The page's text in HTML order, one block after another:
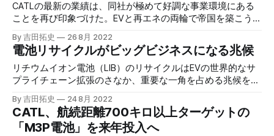
CATLの最新の業績は、同社が極めて好調な事業環境にある
ことを再び印象づけた。EVと再エネの両輪で帝国を築こうと
する中国政府の野心において、CATLはその中心的存在であ
ることは間違いない。
By 吉田拓史 26 8月 2022
電池リサイクルがビッグビジネスになる兆候
リチウムイオン電池（LIB）のリサイクルはEVの世界的なサ
プライチェーン拡張のさなか、重要な一角を占める兆候を見
せている。LIBの供給網を支配する中国がその競争の先頭に
いる。
By 吉田拓史 24 8月 2022
CATL、航続距離700キロ以上ターゲットの
「M3P電池」を来年投入へ